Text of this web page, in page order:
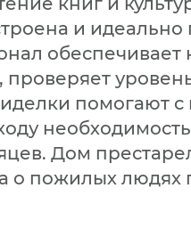
и
обеспечивает
помогают
Дом
о пожилых людях